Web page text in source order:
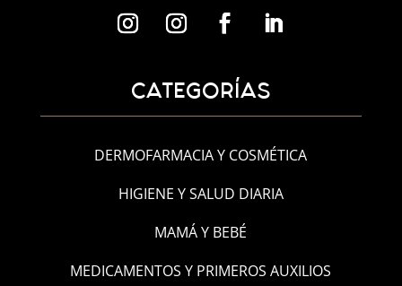
CATEGORÍAS
DERMOFARMACIA Y COSMÉTICA
HIGIENE Y SALUD DIARIA
MAMÁ Y BEBÉ
MEDICAMENTOS Y PRIMEROS AUXILIOS